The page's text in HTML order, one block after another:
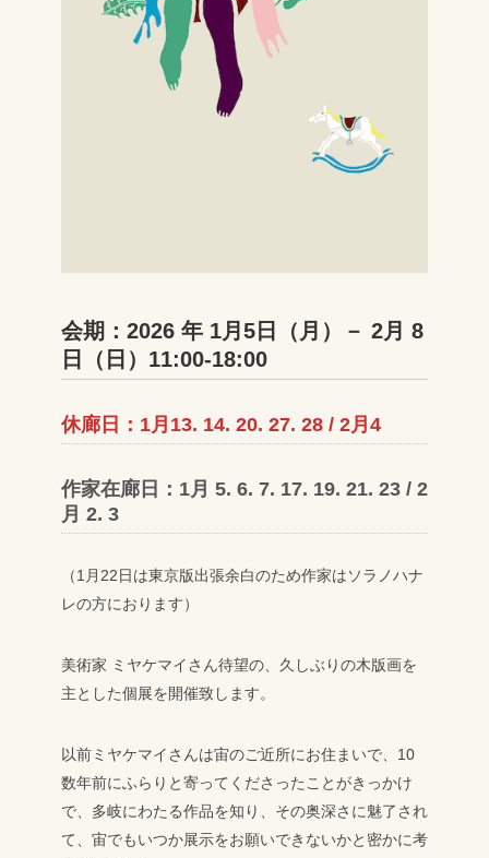
会期：2026 年 1月5日（月）－ 2月 8
日（日）11:00-18:00
休廊日：1月13. 14. 20. 27. 28 / 2月4
作家在廊日：1月 5. 6. 7. 17. 19. 21. 23 / 2
月 2. 3
（1月22日は東京版出張余白のため作家はソラノハナ
レの方におります）
美術家 ミヤケマイさん待望の、久しぶりの木版画を
主とした個展を開催致します。
以前ミヤケマイさんは宙のご近所にお住まいで、10
数年前にふらりと寄ってくださったことがきっかけ
で、多岐にわたる作品を知り、その奥深さに魅了され
て、宙でもいつか展示をお願いできないかと密かに考